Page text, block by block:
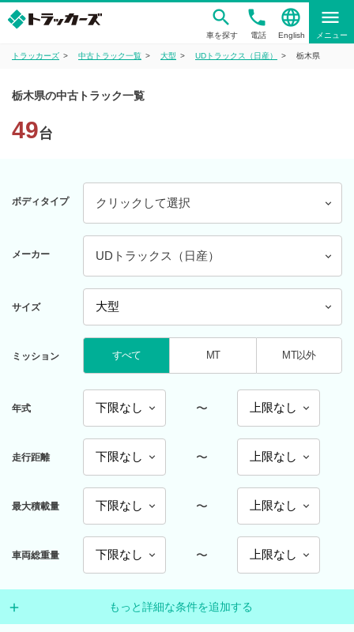
車を探す
phone
電話
language
English
menu
メニュー
トラッカーズ 中古トラック一覧 大型 UDトラックス（日産） 栃木県
栃木県の中古トラック一覧
49台
ボディタイプ クリックして選択
メーカー UDトラックス（日産）
サイズ
ミッション すべて MT MT以外
年式 〜
走行距離 〜
最大積載量 〜
車両総重量 〜
もっと詳細な条件を追加する